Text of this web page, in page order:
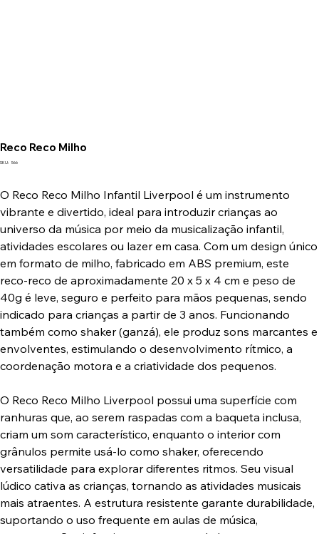
Reco Reco Milho
SKU: SKU
566
O Reco Reco Milho Infantil Liverpool é um instrumento
vibrante e divertido, ideal para introduzir crianças ao
universo da música por meio da musicalização infantil,
atividades escolares ou lazer em casa. Com um design único
em formato de milho, fabricado em ABS premium, este
reco-reco de aproximadamente 20 x 5 x 4 cm e peso de
40g é leve, seguro e perfeito para mãos pequenas, sendo
indicado para crianças a partir de 3 anos. Funcionando
também como shaker (ganzá), ele produz sons marcantes e
envolventes, estimulando o desenvolvimento rítmico, a
coordenação motora e a criatividade dos pequenos.
O Reco Reco Milho Liverpool possui uma superfície com
ranhuras que, ao serem raspadas com a baqueta inclusa,
criam um som característico, enquanto o interior com
grânulos permite usá-lo como shaker, oferecendo
versatilidade para explorar diferentes ritmos. Seu visual
lúdico cativa as crianças, tornando as atividades musicais
mais atraentes. A estrutura resistente garante durabilidade,
suportando o uso frequente em aulas de música,